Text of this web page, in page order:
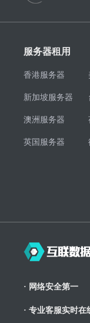
服务器租用
香港服务器
新加坡服务器
澳洲服务器
英国服务器
· 网络安全第一
· 专业客服实时在